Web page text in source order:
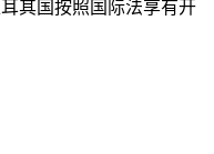
其国按照国际法享有开